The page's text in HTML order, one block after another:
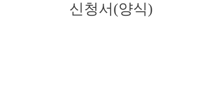
신청서(양식)